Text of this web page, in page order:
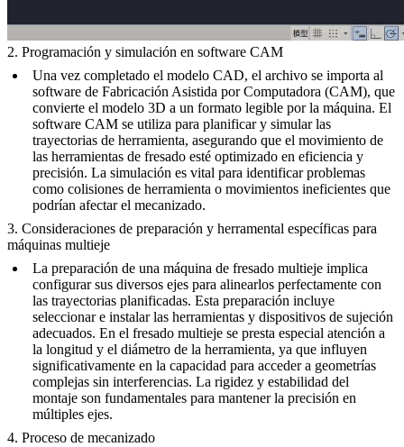
2. Programación y simulación en software CAM
Una vez completado el modelo CAD, el archivo se importa al
software de Fabricación Asistida por Computadora (CAM), que
convierte el modelo 3D a un formato legible por la máquina. El
software CAM se utiliza para planificar y simular las
trayectorias de herramienta, asegurando que el movimiento de
las herramientas de fresado esté optimizado en eficiencia y
precisión. La simulación es vital para identificar problemas
como colisiones de herramienta o movimientos ineficientes que
podrían afectar el mecanizado.
3. Consideraciones de preparación y herramental específicas para
máquinas multieje
La preparación de una máquina de fresado multieje implica
configurar sus diversos ejes para alinearlos perfectamente con
las trayectorias planificadas. Esta preparación incluye
seleccionar e instalar las herramientas y dispositivos de sujeción
adecuados. En el fresado multieje se presta especial atención a
la longitud y el diámetro de la herramienta, ya que influyen
significativamente en la capacidad para acceder a geometrías
complejas sin interferencias. La rigidez y estabilidad del
montaje son fundamentales para mantener la precisión en
múltiples ejes.
4. Proceso de mecanizado